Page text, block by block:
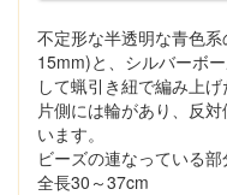
不定形な半透明な青色
15mm)と、シルバーボ
して蝋引き紐で編み上げ
片側には輪があり、反
います。
ビーズの連なっている部
全長30～37cm